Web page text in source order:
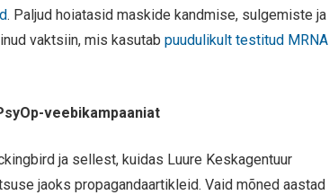
. Paljud hoiatasid maskide kandmise, sulgemiste ja
vaktsiin, mis kasutab puudulikult testitud MRNA
veebikampaaniat
ja sellest, kuidas Luure Keskagentuur
jaoks propagandaartikleid. Vaid mõned aastad